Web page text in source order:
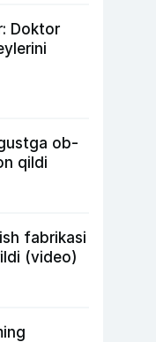
Doktor
ob-
qildi
fabrikasi
(video)